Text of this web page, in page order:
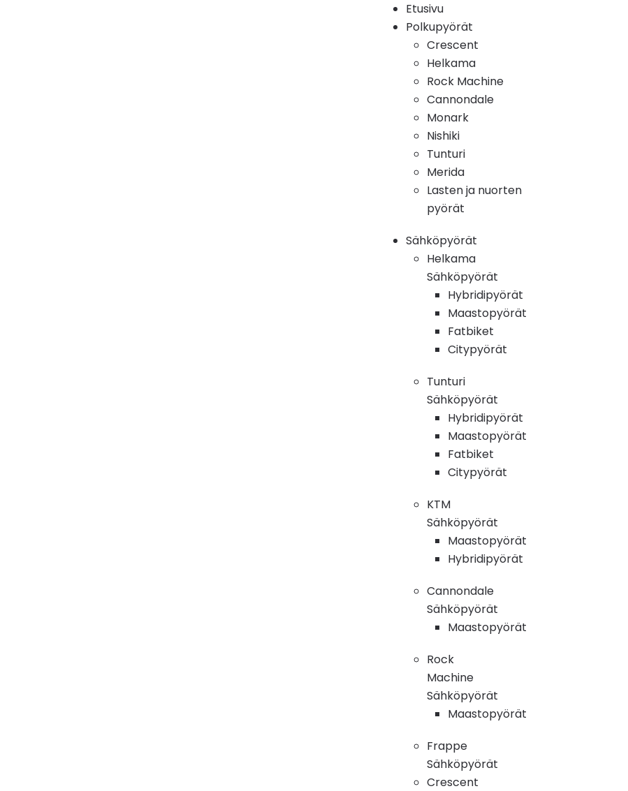
Etusivu
Polkupyörät
Crescent
Helkama
Rock Machine
Cannondale
Monark
Nishiki
Tunturi
Merida
Lasten ja nuorten
pyörät
Sähköpyörät
Helkama
Sähköpyörät
Hybridipyörät
Maastopyörät
Fatbiket
Citypyörät
Tunturi
Sähköpyörät
Hybridipyörät
Maastopyörät
Fatbiket
Citypyörät
KTM
Sähköpyörät
Maastopyörät
Hybridipyörät
Cannondale
Sähköpyörät
Maastopyörät
Rock
Machine
Sähköpyörät
Maastopyörät
Frappe
Sähköpyörät
Crescent